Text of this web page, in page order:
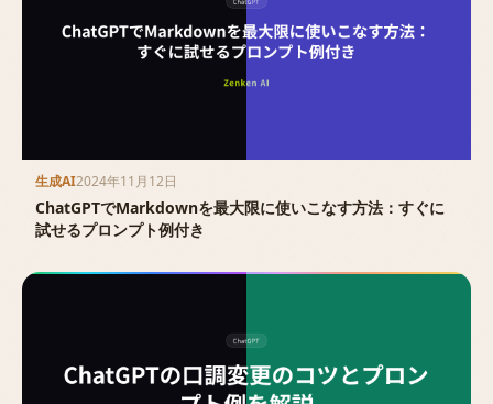
生成AI2024年11月12日
ChatGPTでMarkdownを最大限に使いこなす方法：すぐに
試せるプロンプト例付き